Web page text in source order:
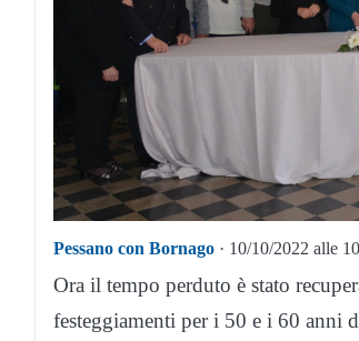
Pessano con Bornago · 10/10/2022 alle
Ora il tempo perduto è stato
festeggiamenti per i 50 e i 60 anni